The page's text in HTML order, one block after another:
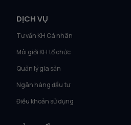
DỊCH VỤ
Tư vấn KH Cá nhân
Môi giới KH tổ chức
Quản lý gia sản
Ngân hàng đầu tư
Điều khoản sử dụng